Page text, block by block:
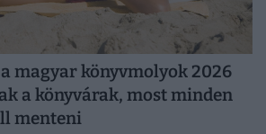
magyar könyvmolyok 2026
a könyvárak, most minden
menteni